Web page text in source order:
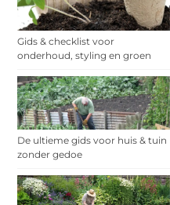
Gids & checklist voor
onderhoud, styling en groen
De ultieme gids voor huis & tuin
zonder gedoe